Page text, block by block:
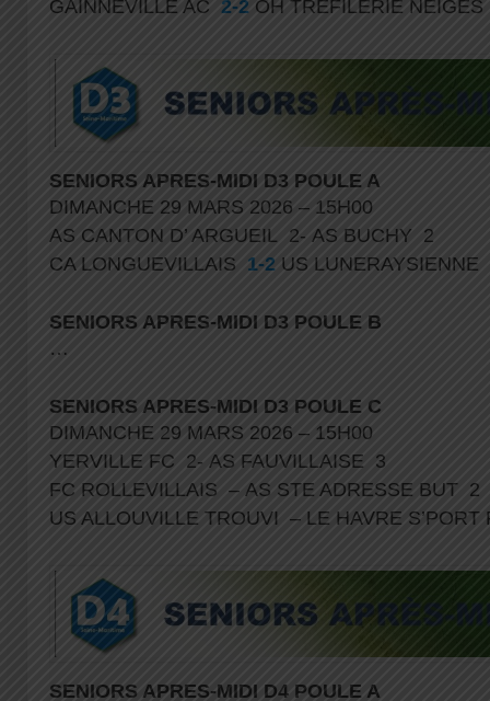
GAINNEVILLE AC 2-2 OH TREFILERIE
SENIORS APRES-MIDI D3 POULE A
DIMANCHE 29 MARS 2026 – 15H00
AS CANTON D’ ARGUEIL 2- AS BUCHY 2
CA LONGUEVILLAIS 1-2 US
SENIORS APRES-MIDI D3 POULE B
…
SENIORS APRES-MIDI D3 POULE C
DIMANCHE 29 MARS 2026 – 15H00
YERVILLE FC 2- AS FAUVILLAISE 3
FC ROLLEVILLAIS – AS STE ADRESSE BUT 2
US ALLOUVILLE TROUVI – LE HAVRE
SENIORS APRES-MIDI D4 POULE A